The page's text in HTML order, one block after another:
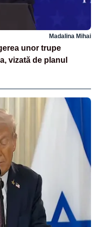
Madalina Mihai
unor trupe
vizată de planul